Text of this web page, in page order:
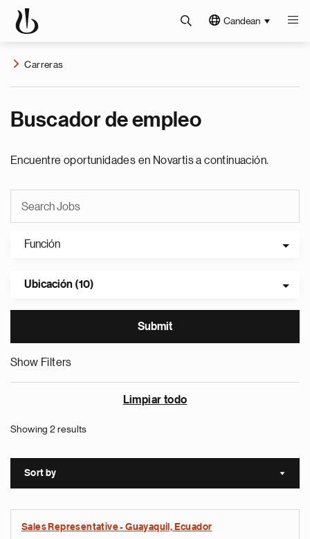
Candean
Carreras
Buscador de empleo
Encuentre oportunidades en Novartis a continuación.
Función
Ubicación (10)
Show Filters
Limpiar todo
Showing 2 results
Sort by Sort
Sales Representative - Guayaquil, Ecuador